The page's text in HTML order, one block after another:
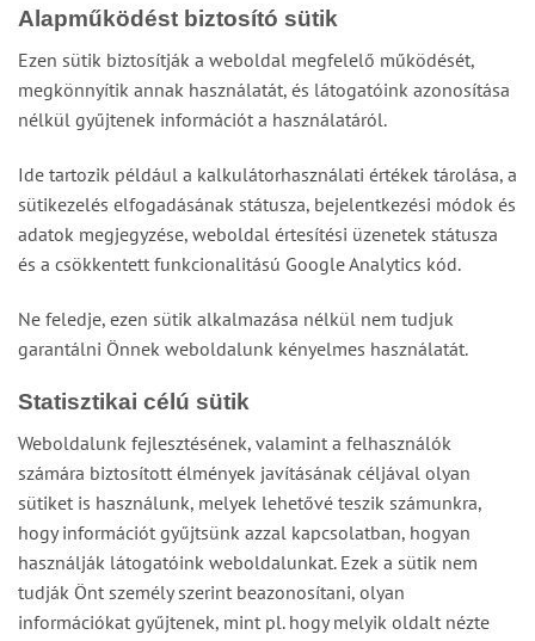
Alapműködést biztosító sütik
Ezen sütik biztosítják a weboldal megfelelő működését,
megkönnyítik annak használatát, és látogatóink azonosítása
nélkül gyűjtenek információt a használatáról.
Ide tartozik például a kalkulátorhasználati értékek tárolása, a
sütikezelés elfogadásának státusza, bejelentkezési módok és
adatok megjegyzése, weboldal értesítési üzenetek státusza
és a csökkentett funkcionalitású Google Analytics kód.
Ne feledje, ezen sütik alkalmazása nélkül nem tudjuk
garantálni Önnek weboldalunk kényelmes használatát.
Statisztikai célú sütik
Weboldalunk fejlesztésének, valamint a felhasználók
számára biztosított élmények javításának céljával olyan
sütiket is használunk, melyek lehetővé teszik számunkra,
hogy információt gyűjtsünk azzal kapcsolatban, hogyan
használják látogatóink weboldalunkat. Ezek a sütik nem
tudják Önt személy szerint beazonosítani, olyan
információkat gyűjtenek, mint pl. hogy melyik oldalt nézte